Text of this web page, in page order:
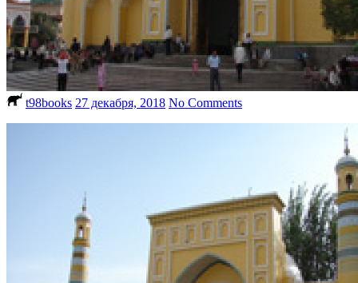
t98books 27 декабря, 2018 No Comments